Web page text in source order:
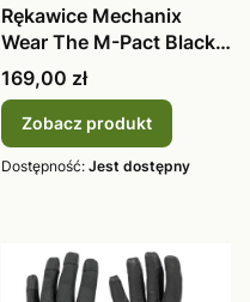
Rękawice Mechanix
Wear The M-Pact Black
MPT-55
Cena
169,00 zł
Zobacz produkt
Dostępność: Jest dostępny